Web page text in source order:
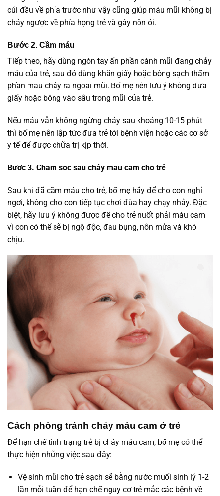
cúi đầu về phía trước như vậy cũng giúp máu mũi không bị
chảy ngược về phía họng trẻ và gây nôn ói.
Bước 2. Cầm máu
Tiếp theo, hãy dùng ngón tay ấn phần cánh mũi đang chảy
máu của trẻ, sau đó dùng khăn giấy hoặc bông sạch thấm
phần máu chảy ra ngoài mũi. Bố mẹ nên lưu ý không đưa
giấy hoặc bông vào sâu trong mũi của trẻ.
Nếu máu vẫn không ngừng chảy sau khoảng 10-15 phút
thì bố mẹ nên lập tức đưa trẻ tới bệnh viện hoặc các cơ sở
y tế để được chữa trị kịp thời.
Bước 3. Chăm sóc sau chảy máu cam cho trẻ
Sau khi đã cầm máu cho trẻ, bố mẹ hãy để cho con nghỉ
ngơi, không cho con tiếp tục chơi đùa hay chạy nhảy. Đặc
biệt, hãy lưu ý không được để cho trẻ nuốt phải máu cam
vì con có thể sẽ bị ngộ độc, đau bụng, nôn mửa và khó
chịu.
Cách phòng tránh chảy máu cam ở trẻ
Để hạn chế tình trạng trẻ bị chảy máu cam, bố mẹ có thể
thực hiện những việc sau đây:
Vệ sinh mũi cho trẻ sạch sẽ bằng nước muối sinh lý 1-2
lần mỗi tuần để hạn chế nguy cơ trẻ mắc các bệnh về